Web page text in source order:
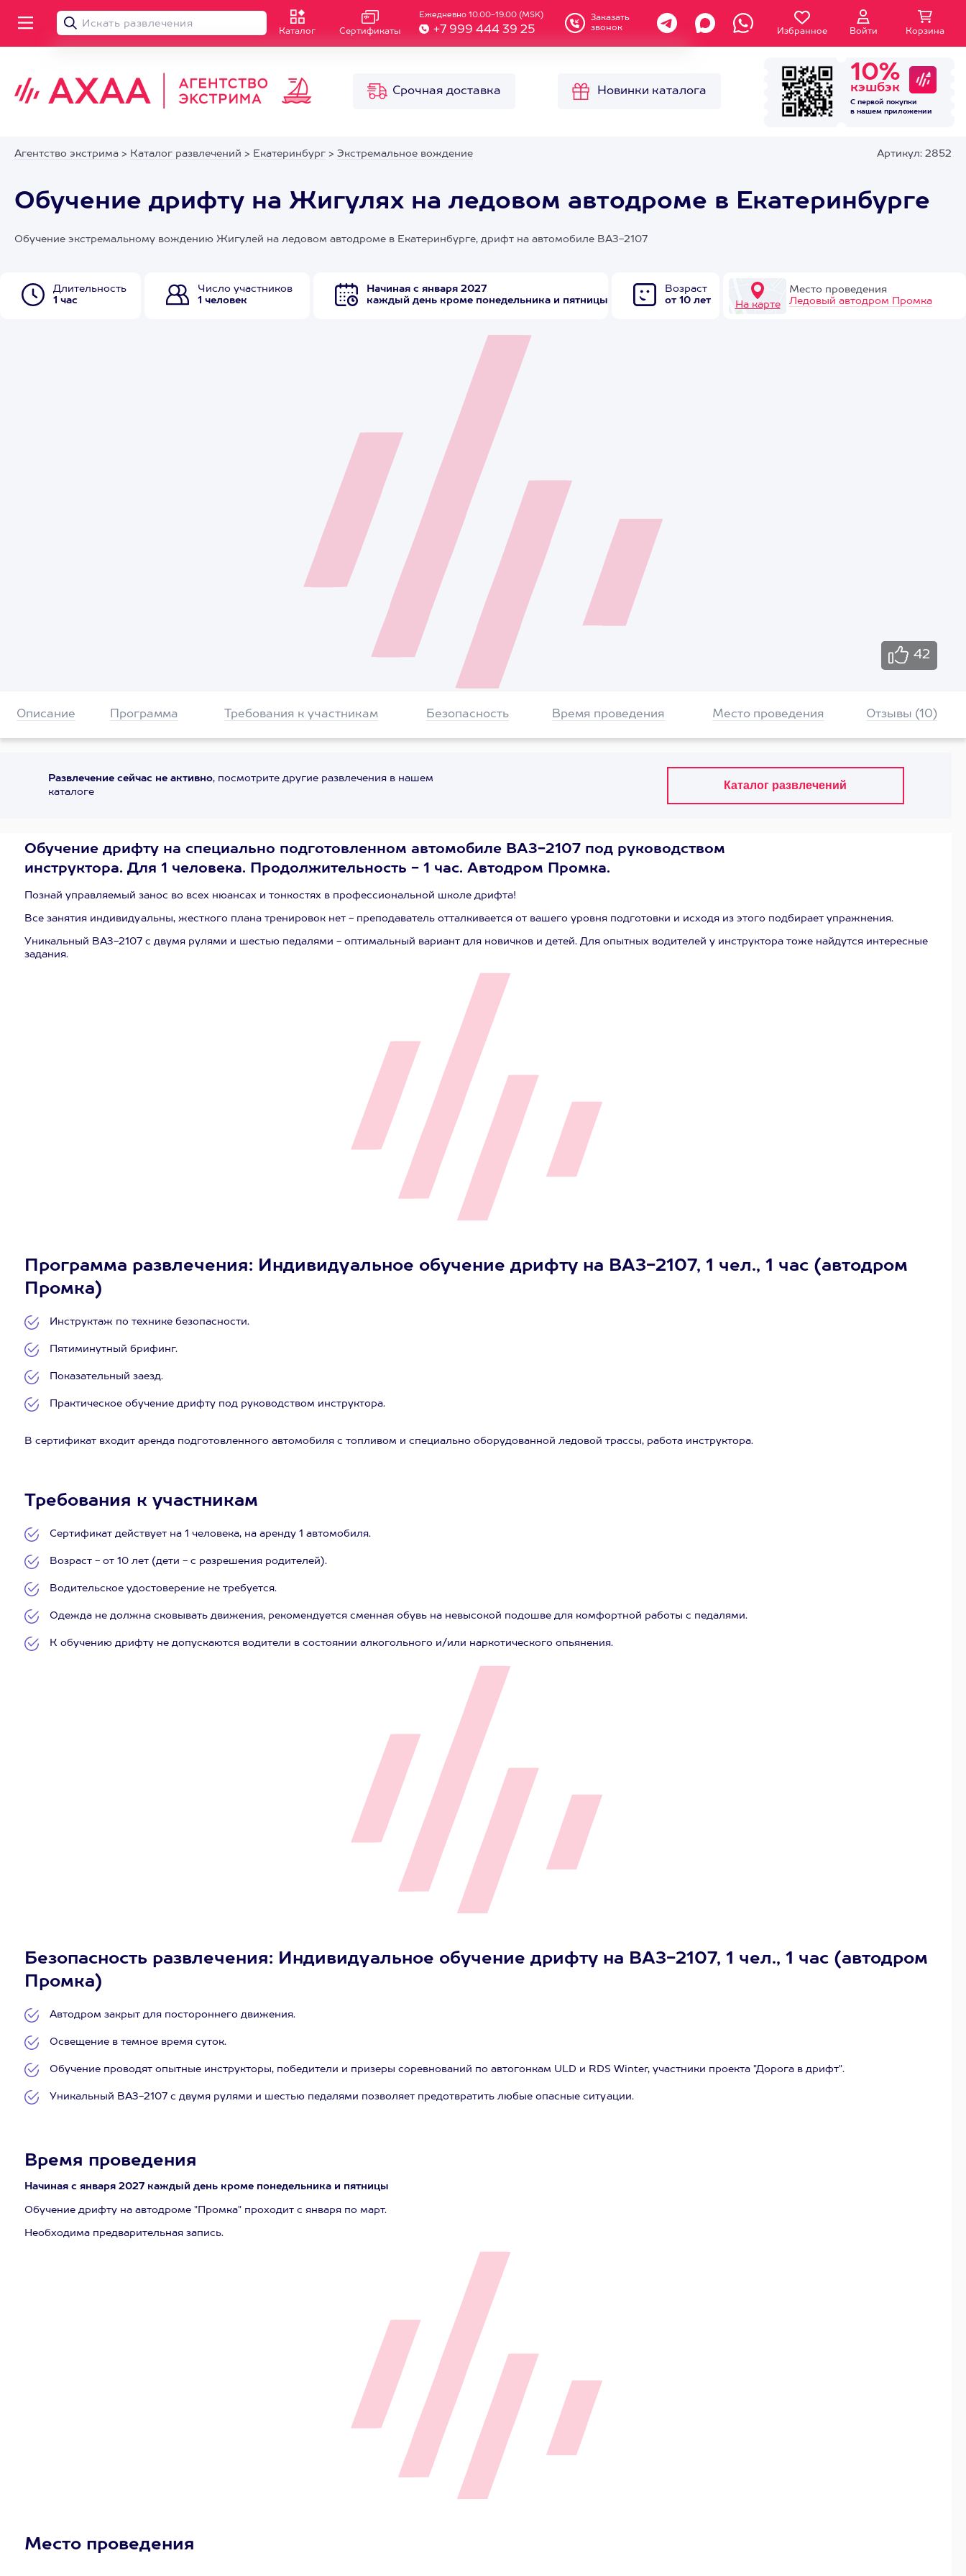
Каталог Сертификаты
Ежедневно 10.00-19.00 (MSK)
+7 999 444 39 25
Заказать
звонок
Избранное Войти Корзина
Срочная доставка Новинки каталога
10%
кэшбэк
С первой покупки
в нашем приложении
Агентство экстрима > Каталог развлечений > Екатеринбург > Экстремальное вождение Артикул: 2852
Обучение дрифту на Жигулях на ледовом автодроме в Екатеринбурге
Обучение экстремальному вождению Жигулей на ледовом автодроме в Екатеринбурге, дрифт на автомобиле ВАЗ-2107
Длительность
1 час
Число участников
1 человек
Начиная с января 2027
каждый день кроме понедельника и пятницы
Возраст
от 10 лет
На карте
Место проведения
Ледовый автодром Промка
42
Описание Программа Требования к участникам Безопасность Время проведения Место проведения Отзывы (10)
Развлечение сейчас не активно, посмотрите другие развлечения в нашем
каталоге
Обучение дрифту на специально подготовленном автомобиле ВАЗ-2107 под руководством
инструктора. Для 1 человека. Продолжительность - 1 час. Автодром Промка.
Познай управляемый занос во всех нюансах и тонкостях в профессиональной школе дрифта!
Все занятия индивидуальны, жесткого плана тренировок нет - преподаватель отталкивается от вашего уровня подготовки и исходя из этого подбирает упражнения.
Уникальный ВАЗ-2107 с двумя рулями и шестью педалями - оптимальный вариант для новичков и детей. Для опытных водителей у инструктора тоже найдутся интересные
задания.
Программа развлечения: Индивидуальное обучение дрифту на ВАЗ-2107, 1 чел., 1 час (автодром
Промка)
Инструктаж по технике безопасности.
Пятиминутный брифинг.
Показательный заезд.
Практическое обучение дрифту под руководством инструктора.
В сертификат входит аренда подготовленного автомобиля с топливом и специально оборудованной ледовой трассы, работа инструктора.
Требования к участникам
Сертификат действует на 1 человека, на аренду 1 автомобиля.
Возраст - от 10 лет (дети - с разрешения родителей).
Водительское удостоверение не требуется.
Одежда не должна сковывать движения, рекомендуется сменная обувь на невысокой подошве для комфортной работы с педалями.
К обучению дрифту не допускаются водители в состоянии алкогольного и/или наркотического опьянения.
Безопасность развлечения: Индивидуальное обучение дрифту на ВАЗ-2107, 1 чел., 1 час (автодром
Промка)
Автодром закрыт для постороннего движения.
Освещение в темное время суток.
Обучение проводят опытные инструкторы, победители и призеры соревнований по автогонкам ULD и RDS Winter, участники проекта "Дорога в дрифт".
Уникальный ВАЗ-2107 с двумя рулями и шестью педалями позволяет предотвратить любые опасные ситуации.
Время проведения
Начиная с января 2027 каждый день кроме понедельника и пятницы
Обучение дрифту на автодроме "Промка" проходит с января по март.
Необходима предварительная запись.
Место проведения